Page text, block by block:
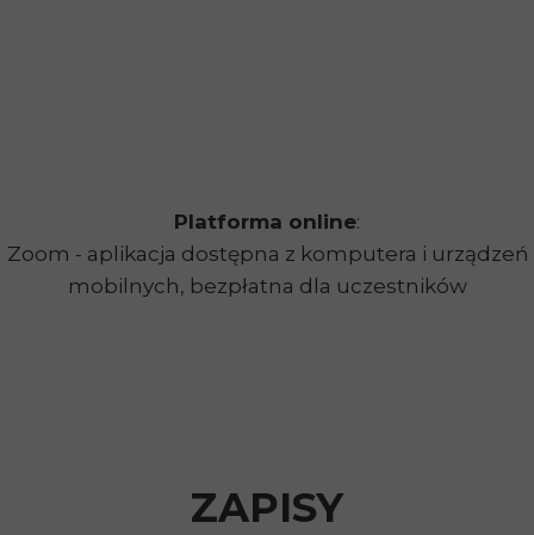
ZAPISY
Platforma online:
Zoom - aplikacja dostępna z komputera i urządzeń
mobilnych, bezpłatna dla uczestników